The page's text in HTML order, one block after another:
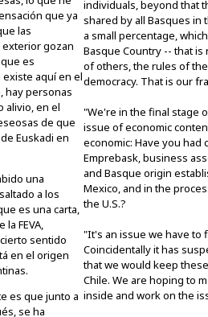
que ya
las
exterior gozan
es
existe aquí en el
hay personas
alivio, en el
de que
Euskadi en
una
a los
es una carta,
FEVA,
sentido
en el origen
es que junto a
se ha
individuals, beyond that
shared by all Basques in
a small percentage,
Basque Country -- that
of others, the rules of
democracy. That is our
"We're in the final stage
issue of economic
economic: Have you had
Emprebask, business
and Basque origin
Mexico, and in the
the U.S.?
"It's an issue we have to
Coincidentally it has
that we would keep
Chile. We are hoping to
inside and work on the